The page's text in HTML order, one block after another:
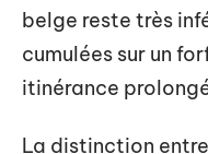
belge reste très
cumulées sur un
itinérance
La distinction